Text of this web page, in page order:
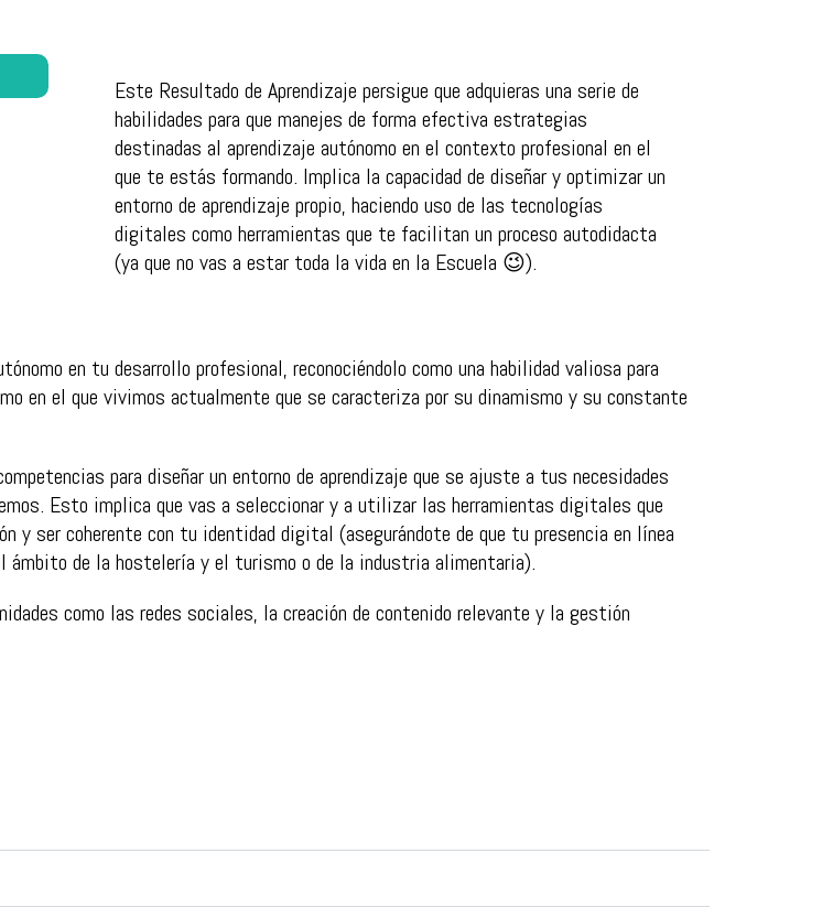
Este Resultado de Aprendizaje persigue que adquieras una serie de
habilidades para que manejes de forma efectiva estrategias
destinadas al aprendizaje autónomo en el contexto profesional en el
que te estás formando. Implica la capacidad de diseñar y optimizar un
entorno de aprendizaje propio, haciendo uso de las tecnologías
digitales como herramientas que te facilitan un proceso autodidacta
(ya que no vas a estar toda la vida en la Escuela 😉).
en tu desarrollo profesional, reconociéndolo como una habilidad valiosa para
en el que vivimos actualmente que se caracteriza por su dinamismo y su constante
para diseñar un entorno de aprendizaje que se ajuste a tus necesidades
Esto implica que vas a seleccionar y a utilizar las herramientas digitales que
y ser coherente con tu identidad digital (asegurándote de que tu presencia en línea
ámbito de la hostelería y el turismo o de la industria alimentaria).
como las redes sociales, la creación de contenido relevante y la gestión